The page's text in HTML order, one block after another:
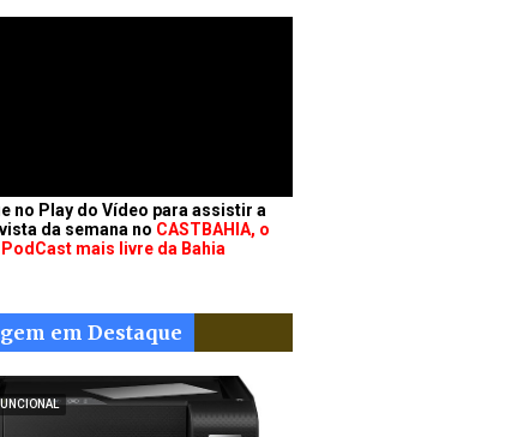
no Play do Vídeo para assistir a
da semana no CASTBAHIA, o
PodCast mais livre da Bahia
em Destaque